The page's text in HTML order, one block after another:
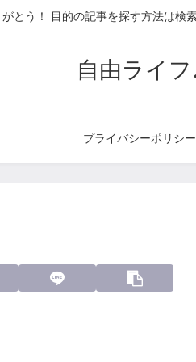
とう！ 目的の記事を探す方法は検
自由ライフ
プライバシーポリシー